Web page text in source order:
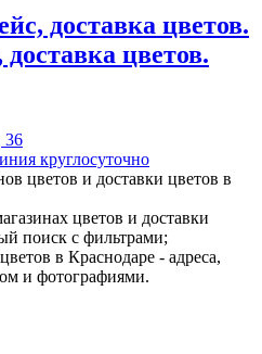
доставка цветов.
цветов.
36
круглосуточно
цветов и доставки цветов в
цветов и доставки
поиск с фильтрами;
в Краснодаре - адреса,
и фотографиями.